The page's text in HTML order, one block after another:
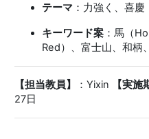
テーマ ：力強く、喜
キーワード案 ：馬（
Red）、富士山、和柄
【担当教員】 ：Yixin 【実施
27日